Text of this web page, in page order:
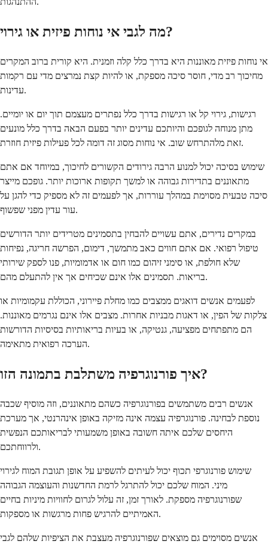
מה לגבי אי נוחות פיזית או גירוי?
אי נוחות פיזית מאוננות היא בדרך כלל קלה וזמנית. היא קורית ברוב המקרים
מחיכוך רב מדי, חוסר סיכה מספקת, או להיות קצת נמרצים מדי עם רקמות
עדינות.
רגישות, גירוי קל או רגישות בדרך כלל נפתרים מעצמם תוך יום או יומיים.
מתן מנוחה לגופכם והיותכם עדינים יותר בפעם הבאה בדרך כלל מונעים
זאת מלהתרחש שוב. אי נוחות מסוג זה דומה לכל פעילות פיזית חוזרת.
שימוש בסיכה יכול למנוע הרבה גירודים הקשורים לחיכוך, במיוחד אם אתם
מתאוננים בתדירות גבוהה או למשך תקופות ארוכות יותר. גופכם מייצר
סיכה טבעית מסוימת במהלך עוררות, אך לפעמים זה לא מספיק כדי להגן על
עור עדין מפני שפשוף.
במקרים נדירים, אתם עשויים להבחין בתסמינים מטרידים יותר הדורשים
טיפול רפואי. אם אתם חווים כאב מתמשך, דימום, הפרשה חריגה, נפיחות
שלא חולפת, או סימני זיהום כמו חום או אדמומיות, פנו לספק שירותי
בריאות. תסמינים אלו אינם שכיחים אך אין להתעלם מהם.
לפעמים אנשים דואגים ממצבים כמו מחלת פיירוני, הכוללת עקמומיות או
צלקות של הפין, או דאגות מבניות אחרות. מצבים אלו אינם נגרמים מאוננות.
הם מתפתחים מפציעה, גנטיקה, או בעיות בריאותיות בסיסיות הדורשות
הערכה רפואית מתאימה.
איך פורנוגרפיה משתלבת בתמונה הזו?
אנשים רבים משתמשים בפורנוגרפיה כשהם מתאוננים, וזה מוסיף שכבה
נוספת לבחינה. פורנוגרפיה עצמה אינה מזיקה באופן אינהרנטי, אך מערכת
היחסים שלכם איתה חשובה באופן משמעותי לבריאותכם הנפשית
ולרווחתכם.
שימוש פורנוגרפי תכוף יכול לעיתים להשפיע על אופן תגובת המוח לגירוי
מיני. המוח שלכם יכול להתרגל לרמת החדשנות והעוצמה הגבוהה
שפורנוגרפיה מספקת. לאורך זמן, זה עלול לגרום לחוויות מיניות בחיים
האמיתיים להרגיש פחות מרגשות או מספקות.
אנשים מסוימים גם מוצאים שפורנוגרפיה מעצבת את הציפיות שלהם לגבי